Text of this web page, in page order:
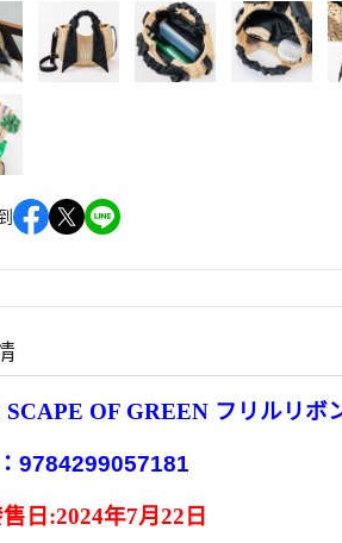
SCAPE OF GREEN フリルリボ
9784299057181
售日:2024年7月22 日